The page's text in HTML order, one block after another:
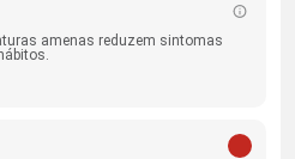
amenas reduzem sintomas